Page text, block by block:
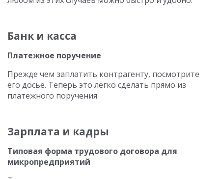
Банк и касса
Платежное поручение
Прежде чем заплатить контрагенту, посмотрите
его досье. Теперь это легко сделать прямо из
платежного поручения.
Зарплата и кадры
Типовая форма трудового договора для
микропредприятий